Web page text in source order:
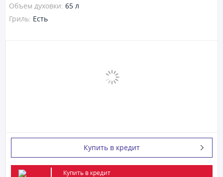
Объем духовки: 65 л
Гриль: Есть
Купить в кредит
Купить в кредит